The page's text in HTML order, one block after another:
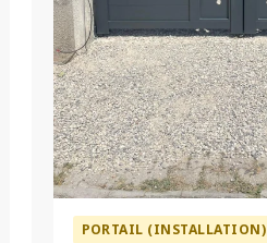
PORTAIL (INSTALLATION)